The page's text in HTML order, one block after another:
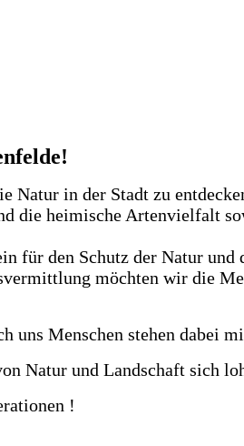
in der Stadt zu
die heimische Artenvielfalt
für den Schutz der Natur
möchten wir die
uns Menschen stehen dabei
Natur und Landschaft sich
!